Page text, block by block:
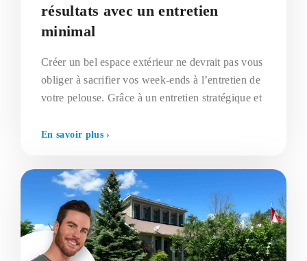
résultats avec un entretien
minimal
Créer un bel espace extérieur ne devrait pas vous
obliger à sacrifier vos week-ends à l’entretien de
votre pelouse. Grâce à un entretien stratégique et
En savoir plus ›